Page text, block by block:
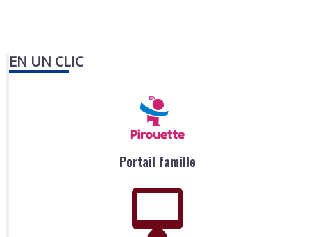
EN UN CLIC
Portail famille